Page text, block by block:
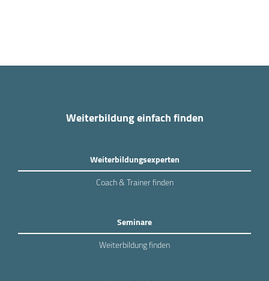
Weiterbildung einfach finden
Weiterbildungsexperten
Coach & Trainer finden
Seminare
Weiterbildung finden